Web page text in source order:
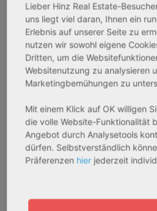
27711 Osterholz-Scharmbeck
Rendite:
3,60 %
Assetklasse:
Pflegeapartment
Neubau
Gesamtfläche:
42,91 m² - 46,13 m²
Gesamtpreis:
Lieber Hinz Real Estate-
uns liegt viel daran, Ihnen ein
Erlebnis auf unserer Seite zu
nutzen wir sowohl eigene
Dritten, um die
Websitenutzung zu analysieren
Marketingbemühungen zu
Mit einem Klick auf OK willigen
die volle Website-Funktionalität
Angebot durch Analysetools
dürfen. Selbstverständlich
Präferenzen hier jederzeit